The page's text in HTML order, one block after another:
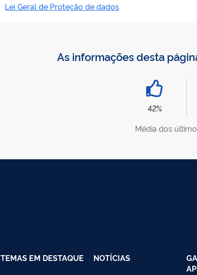
Lei Geral de Proteção de dados
As informações desta
42%
Média dos
TEMAS EM DESTAQUE NOTÍCIAS